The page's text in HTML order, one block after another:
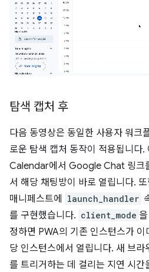
탐색 캡처 후
다음 동영상은 동일한 사용자 워크
로운 탐색 캡처 동작이 적용됩니
Calendar에서 Google Chat 링크
서 해당 채팅방이 바로 열립니다.
매니페스트에
launch_handler
를 구현했습니다. client_mode 을
정하면 PWA의 기존 인스턴스가 이
당 인스턴스에서 열립니다. 새 브
를 트리거하는 데 걸리는 지연 시